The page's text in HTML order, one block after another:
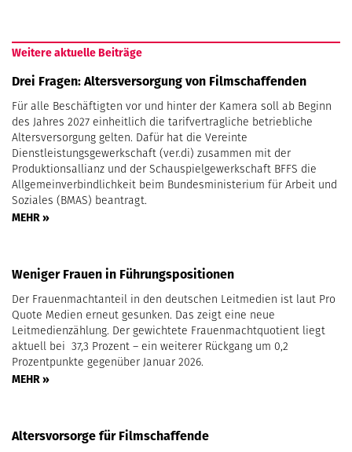
Weitere aktuelle Beiträge
Drei Fragen: Altersversorgung von Filmschaffenden
Für alle Beschäftigten vor und hinter der Kamera soll ab Beginn
des Jahres 2027 einheitlich die tarifvertragliche betriebliche
Altersversorgung gelten. Dafür hat die Vereinte
Dienstleistungsgewerkschaft (ver.di) zusammen mit der
Produktionsallianz und der Schauspielgewerkschaft BFFS die
Allgemeinverbindlichkeit beim Bundesministerium für Arbeit und
Soziales (BMAS) beantragt.
MEHR »
Weniger Frauen in Führungspositionen
Der Frauenmachtanteil in den deutschen Leitmedien ist laut Pro
Quote Medien erneut gesunken. Das zeigt eine neue
Leitmedienzählung. Der gewichtete Frauenmachtquotient liegt
aktuell bei 37,3 Prozent – ein weiterer Rückgang um 0,2
Prozentpunkte gegenüber Januar 2026.
MEHR »
Altersvorsorge für Filmschaffende